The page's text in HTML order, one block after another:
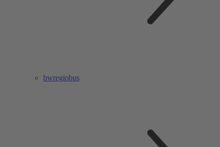
bwregiobus